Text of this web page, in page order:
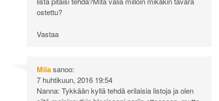
ostettu?
Vastaa
Miiasanoo:
7 huhtikuun, 2016 19:54
Nanna: Tykkään kyllä tehdä erilaisia listoja ja olen